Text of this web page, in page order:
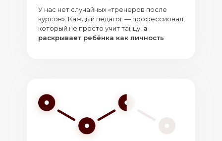
У нас нет случайных «тренеров после
курсов». Каждый педагог — профессионал,
который не просто учит танцу, а
раскрывает ребёнка как личность